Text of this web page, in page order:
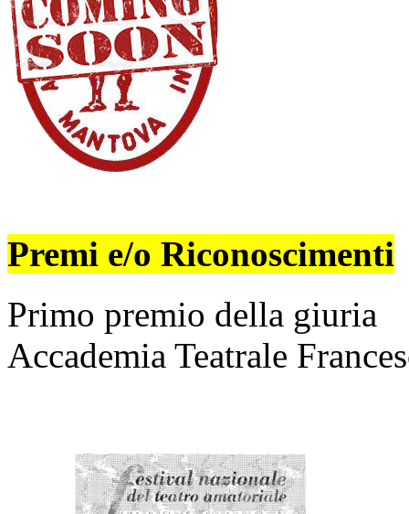
Premi e/o Riconoscimenti
Primo premio della giuria
Accademia Teatrale